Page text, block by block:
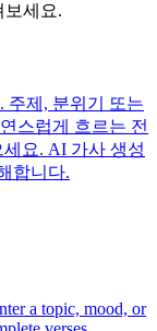
보세요.
주제, 분위기 또는
스럽게 흐르는 전
요. AI 가사 생성
합니다.
a topic, mood, or